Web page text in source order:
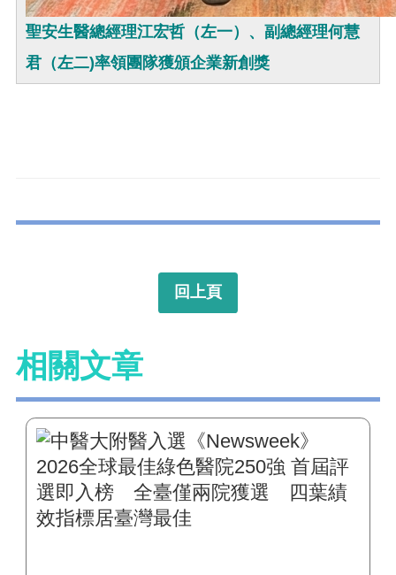
聖安生醫總經理江宏哲（左一）、副總經理何慧
君（左二)率領團隊獲頒企業新創獎
回上頁
相關文章